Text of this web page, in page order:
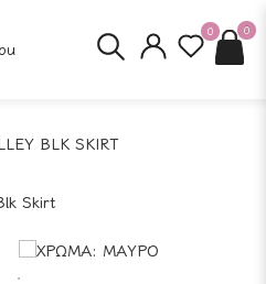
0 0
BLK SKIRT